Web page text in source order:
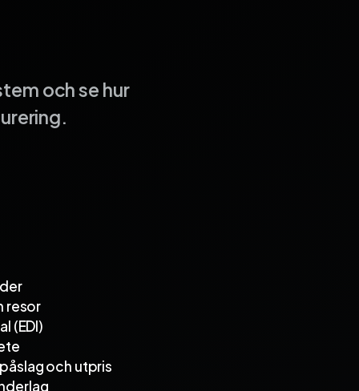
och se hur
resor
(EDI)
och utpris